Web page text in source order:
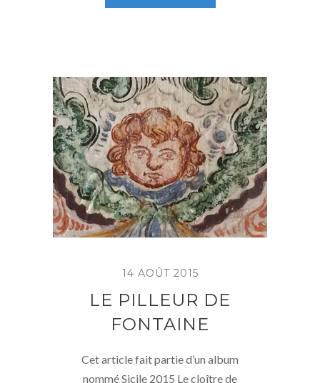
14 AOÛT 2015
LE PILLEUR DE
FONTAINE
Cet article fait partie d’un album
nommé Sicile 2015 Le cloître de